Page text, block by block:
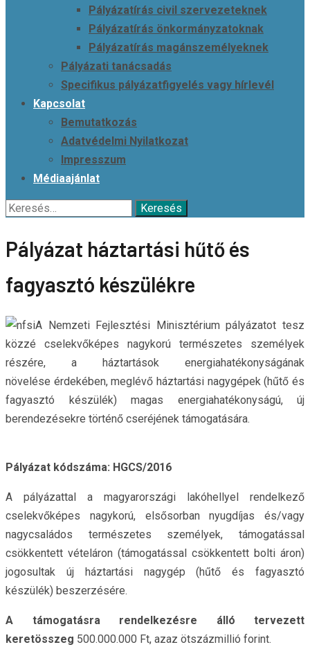
Pályázatírás civil szervezeteknek
Pályázatírás önkormányzatoknak
Pályázatírás magánszemélyeknek
Pályázati tanácsadás
Specifikus pályázatfigyelés vagy hírlevél
Kapcsolat
Bemutatkozás
Adatvédelmi Nyilatkozat
Impresszum
Médiaajánlat
Keresés:
Pályázat háztartási hűtő és
fagyasztó készülékre
A Nemzeti Fejlesztési Minisztérium pályázatot tesz
közzé cselekvőképes nagykorú természetes személyek
részére, a háztartások energiahatékonyságának
növelése érdekében, meglévő háztartási nagygépek (hűtő és
fagyasztó készülék) magas energiahatékonyságú, új
berendezésekre történő cseréjének támogatására.
Pályázat kódszáma: HGCS/2016
A pályázattal a magyarországi lakóhellyel rendelkező
cselekvőképes nagykorú, elsősorban nyugdíjas és/vagy
nagycsaládos természetes személyek, támogatással
csökkentett vételáron (támogatással csökkentett bolti áron)
jogosultak új háztartási nagygép (hűtő és fagyasztó
készülék) beszerzésére.
A támogatásra rendelkezésre álló tervezett
keretösszeg 500.000.000 Ft, azaz ötszázmillió forint.